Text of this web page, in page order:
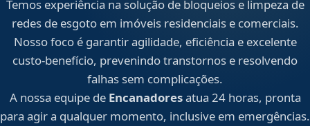
Temos experiência na solução de bloqueios e limpeza de
redes de esgoto em imóveis residenciais e comerciais.
Nosso foco é garantir agilidade, eficiência e excelente
custo-benefício, prevenindo transtornos e resolvendo
falhas sem complicações.
A nossa equipe de Encanadoresatua 24 horas, pronta
para agir a qualquer momento, inclusive em emergências.